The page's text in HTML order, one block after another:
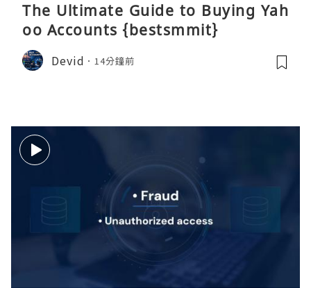
The Ultimate Guide to Buying Yah
oo Accounts {bestsmmit}
Devid 14分鐘前